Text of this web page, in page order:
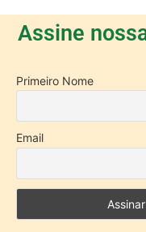
Assine
Primeiro Nome
Email